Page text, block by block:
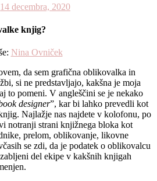
14 decembra, 2020
knjig?
Nina Ovniček
da sem grafična oblikovalka in
si ne predstavljajo, kakšna je moja
to pomeni. V angleščini se je nekako
designer”, kar bi lahko prevedli kot
Najlažje nas najdete v kolofonu, po
notranji strani knjižnega bloka kot
prelom, oblikovanje, likovne
se zdi, da je podatek o oblikovalcu
del ekipe v kakšnih knjigah